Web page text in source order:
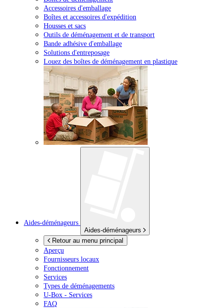
Accessoires d'emballage
Boîtes et accessoires d'expédition
Housses et sacs
Outils de déménagement et de transport
Bande adhésive d'emballage
Solutions d'entreposage
Louez des boîtes de déménagement en plastique
Aides-déménageurs
Aides-déménageurs
Retour au menu principal
Aperçu
Fournisseurs locaux
Fonctionnement
Services
Types de déménagements
U-Box - Services
FAQ